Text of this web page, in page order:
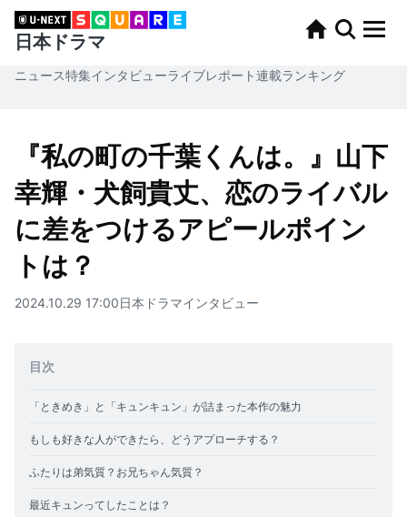
日本ドラマ
ニュース特集インタビューライブレポート連載ランキング
『私の町の千葉くんは。』山下
幸輝・⽝飼貴丈、恋のライバル
に差をつけるアピールポイン
トは？
2024.10.29 17:00日本ドラマインタビュー
目次
「ときめき」と「キュンキュン」が詰まった本作の魅力
もしも好きな人ができたら、どうアプローチする？
ふたりは弟気質？お兄ちゃん気質？
最近キュンってしたことは？